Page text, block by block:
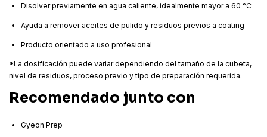
Disolver previamente en agua caliente, idealmente mayor a 60 °C
Ayuda a remover aceites de pulido y residuos previos a coating
Producto orientado a uso profesional
*La dosificación puede variar dependiendo del tamaño de la cubeta,
nivel de residuos, proceso previo y tipo de preparación requerida.
Recomendado junto con
Gyeon Prep